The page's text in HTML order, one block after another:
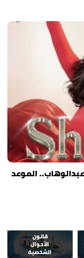
الموعد
قانون
الأحوال
الشخصية